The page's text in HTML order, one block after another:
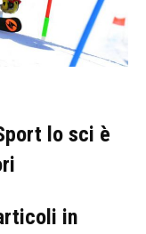
lo sci è
in